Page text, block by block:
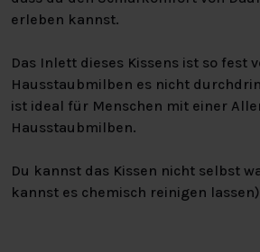
erleben kannst.
Das Inlett dieses Kissens ist so fest
Hausstaubmilben es nicht
ist ideal für Menschen mit einer
Hausstaubmilben.
Du kannst das Kissen nicht selbst
kannst es chemisch reinigen